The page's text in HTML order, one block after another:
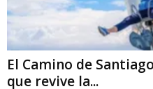
El Camino de
que revive la...